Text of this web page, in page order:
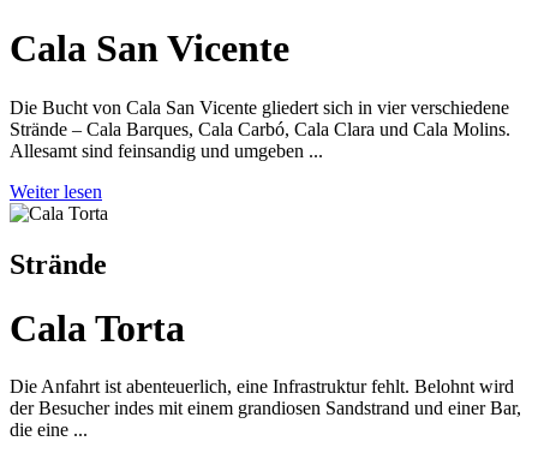
Cala San Vicente
Die Bucht von Cala San Vicente gliedert sich in vier verschiedene
Strände – Cala Barques, Cala Carbó, Cala Clara und Cala Molins.
Allesamt sind feinsandig und umgeben ...
Weiter lesen
Strände
Cala Torta
Die Anfahrt ist abenteuerlich, eine Infrastruktur fehlt. Belohnt wird
der Besucher indes mit einem grandiosen Sandstrand und einer Bar,
die eine ...